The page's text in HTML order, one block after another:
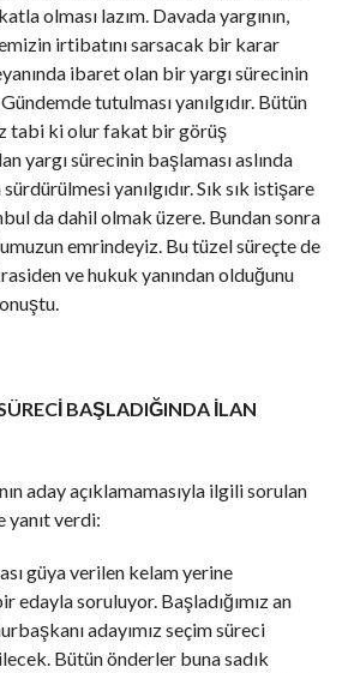
olması lazım. Davada yargının,
irtibatını sarsacak bir karar
ibaret olan bir yargı sürecinin
tutulması yanılgıdır. Bütün
tabi ki olur fakat bir görüş
yargı sürecinin başlaması aslında
yanılgıdır. Sık sık istişare
da dahil olmak üzere. Bundan sonra
emrindeyiz. Bu tüzel süreçte de
ve hukuk yanından olduğunu
BAŞLADIĞINDA İLAN
aday açıklamamasıyla ilgili sorulan
yanıt verdi:
güya verilen kelam yerine
edayla soruluyor. Başladığımız an
adayımız seçim süreci
Bütün önderler buna sadık